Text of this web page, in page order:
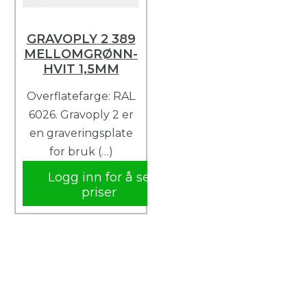
GRAVOPLY 2 389
MELLOMGRØNN-
HVIT 1,5MM
Overflatefarge: RAL
6026. Gravoply 2 er
en graveringsplate
for bruk (…)
Logg inn for å se
priser